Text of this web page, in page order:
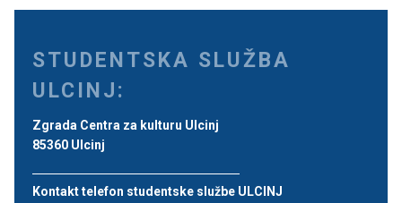
STUDENTSKA SLUŽBA
ULCINJ:
Zgrada Centra za kulturu Ulcinj
85360 Ulcinj
Kontakt telefon studentske službe ULCINJ